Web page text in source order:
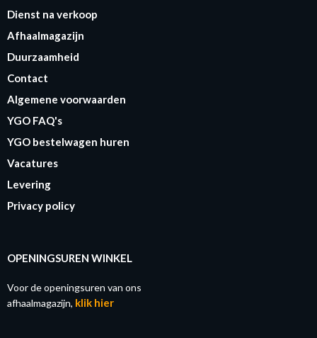
Dienst na verkoop
Afhaalmagazijn
Duurzaamheid
Contact
Algemene voorwaarden
YGO FAQ's
YGO bestelwagen huren
Vacatures
Levering
Privacy policy
OPENINGSUREN WINKEL
Voor de openingsuren van ons
afhaalmagazijn, klik hier